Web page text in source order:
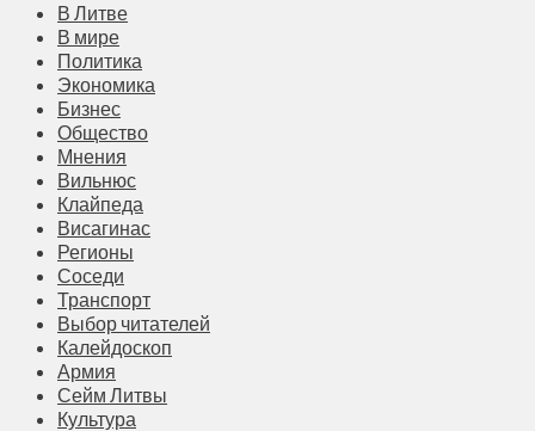
В Литве
В мире
Политика
Экономика
Бизнес
Общество
Мнения
Вильнюс
Клайпеда
Висагинас
Регионы
Соседи
Транспорт
Выбор читателей
Калейдоскоп
Армия
Сейм Литвы
Культура